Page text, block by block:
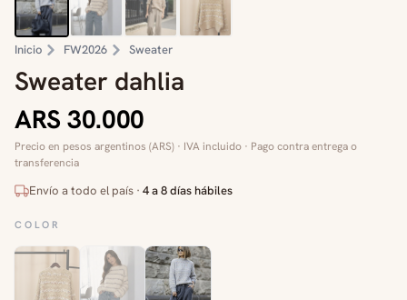
Inicio FW2026 Sweater
Sweater dahlia
ARS 30.000
Precio en pesos argentinos (ARS) · IVA incluido · Pago contra entrega o
transferencia
Envío a todo el país · 4 a 8 días hábiles
COLOR